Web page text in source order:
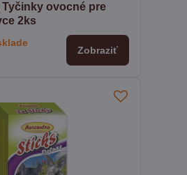
Tyčinky ovocné pre
2ks
Zobraziť